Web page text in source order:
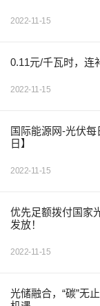
2022-11-15
0.11元/千瓦时，连
2022-11-15
国际能源网-光伏
日】
2022-11-15
优先足额拨付国家
发放！
2022-11-15
光储融合，“碳”无